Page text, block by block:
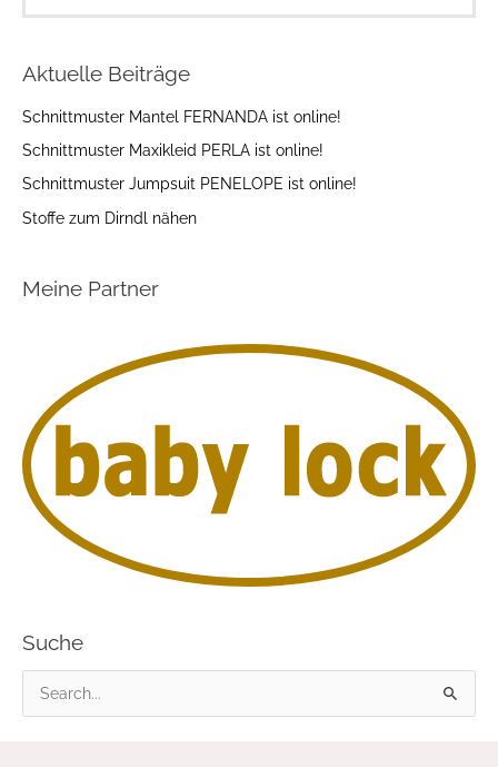
Aktuelle Beiträge
Schnittmuster Mantel FERNANDA ist online!
Schnittmuster Maxikleid PERLA ist online!
Schnittmuster Jumpsuit PENELOPE ist online!
Stoffe zum Dirndl nähen
Meine Partner
Suche